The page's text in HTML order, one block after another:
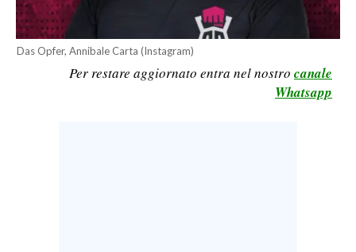
MOTORI
TENNIS
ALTRI SPORT
Das Opfer, Annibale Carta (Instagram)
Per restare aggiornato entra nel nostro canale
Whatsapp